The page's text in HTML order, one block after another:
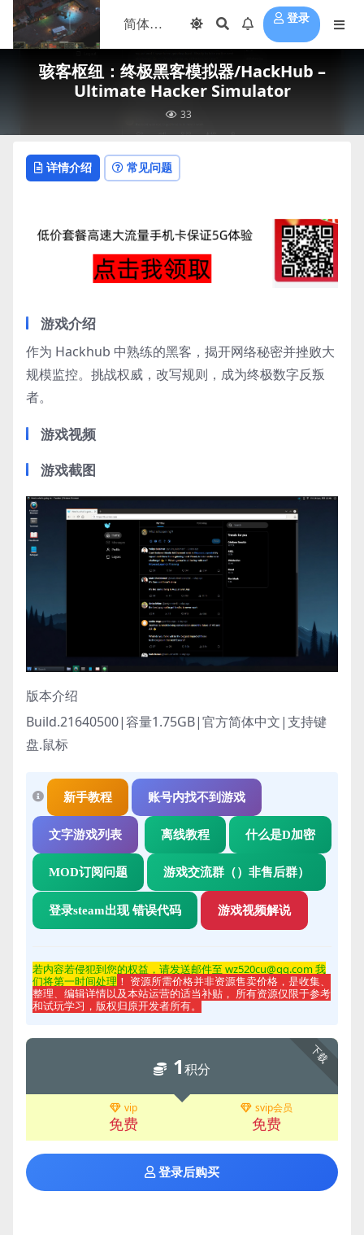
登录
骇客枢纽：终极黑客模拟器/HackHub –
Ultimate Hacker Simulator
33
详情介绍 常见问题
游戏介绍
作为 Hackhub 中熟练的黑客，揭开网络秘密并挫败大
规模监控。挑战权威，改写规则，成为终极数字反叛
者。
游戏视频
游戏截图
版本介绍
Build.21640500|容量1.75GB|官方简体中文|支持键
盘.鼠标
新手教程 账号内找不到游戏
文字游戏列表 离线教程 什么是D加密
MOD订阅问题 游戏交流群（）非售后群）
登录steam出现 错误代码 游戏视频解说
若内容若侵犯到您的权益，请发送邮件至 wz520cu@qq.com 我
们将第一时间处理 ！ 资源所需价格并非资源售卖价格，是收集、
整理、编辑详情以及本站运营的适当补贴， 所有资源仅限于参考
和试玩学习，版权归原开发者所有。
下载
1积分
vip
免费
svip会员
免费
登录后购买